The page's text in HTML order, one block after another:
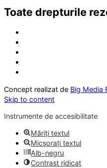
Toate drepturile
Concept realizat de Big Media
Skip to content
Instrumente de accesibilitate
Măriți textul
Micșorați textul
Alb-negru
Contrast ridicat